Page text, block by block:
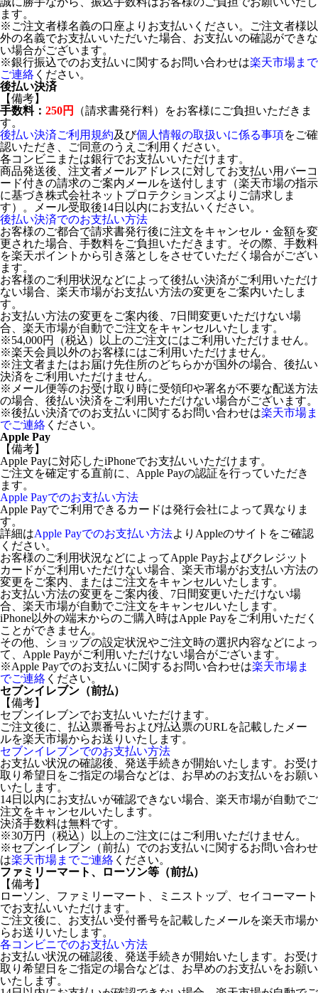
ます。
※ご注文者様名義の口座よりお支払いください。ご注文者様以
外の名義でお支払いいただいた場合、お支払いの確認ができな
い場合がございます。
※銀行振込でのお支払いに関するお問い合わせは楽天市場まで
ご連絡 ください。
後払い決済
【備考】
手数料： 250円
（請求書発行料）をお客様にご負担いただきま
す。
後払い決済ご利用規約及び個人情報の取扱いに係る事項をご確
認いただき、ご同意のうえご利用ください。
各コンビニまたは銀行でお支払いいただけます。
商品発送後、注文者メールアドレスに対してお支払い用バーコ
ード付きの請求のご案内メールを送付します（楽天市場の指示
に基づき株式会社ネットプロテクションズよりご請求しま
す）。メール受取後14日以内にお支払いください。
後払い決済でのお支払い方法
お客様のご都合で請求書発行後に注文をキャンセル・金額を変
更された場合、手数料をご負担いただきます。その際、手数料
を楽天ポイントから引き落としをさせていただく場合がござい
ます。
お客様のご利用状況などによって後払い決済がご利用いただけ
ない場合、楽天市場がお支払い方法の変更をご案内いたしま
す。
お支払い方法の変更をご案内後、7日間変更いただけない場
合、楽天市場が自動でご注文をキャンセルいたします。
※54,000円（税込）以上のご注文にはご利用いただけません。
※楽天会員以外のお客様にはご利用いただけません。
※注文者またはお届け先住所のどちらかが国外の場合、後払い
決済をご利用いただけません。
※メール便等のお受け取り時に受領印や署名が不要な配送方法
の場合、後払い決済をご利用いただけない場合がございます。
※後払い決済でのお支払いに関するお問い合わせは楽天市場ま
でご連絡 ください。
Apple Pay
【備考】
Apple Payに対応したiPhoneでお支払いいただけます。
ご注文を確定する直前に、Apple Payの認証を行っていただき
ます。
Apple Payでのお支払い方法
Apple Payでご利用できるカードは発行会社によって異なりま
す。
詳細はApple Payでのお支払い方法よりAppleのサイトをご確認
ください。
お客様のご利用状況などによってApple Payおよびクレジット
カードがご利用いただけない場合、楽天市場がお支払い方法の
変更をご案内、またはご注文をキャンセルいたします。
お支払い方法の変更をご案内後、7日間変更いただけない場
合、楽天市場が自動でご注文をキャンセルいたします。
iPhone以外の端末からのご購入時はApple Payをご利用いただく
ことができません。
その他、ショップの設定状況やご注文時の選択内容などによっ
て、Apple Payがご利用いただけない場合がございます。
※Apple Payでのお支払いに関するお問い合わせは楽天市場ま
でご連絡 ください。
セブンイレブン（前払）
【備考】
セブンイレブンでお支払いいただけます。
ご注文後に、払込票番号および払込票のURLを記載したメー
ルを楽天市場からお送りいたします。
セブンイレブンでのお支払い方法
お支払い状況の確認後、発送手続きが開始いたします。お受け
取り希望日をご指定の場合などは、お早めのお支払いをお願い
いたします。
14日以内にお支払いが確認できない場合、楽天市場が自動でご
注文をキャンセルいたします。
決済手数料は無料です。
※30万円（税込）以上のご注文にはご利用いただけません。
※セブンイレブン（前払）でのお支払いに関するお問い合わせ
は楽天市場までご連絡 ください。
ファミリーマート、ローソン等（前払）
【備考】
ローソン、ファミリーマート、ミニストップ、セイコーマート
でお支払いいただけます。
ご注文後に、お支払い受付番号を記載したメールを楽天市場か
らお送りいたします。
各コンビニでのお支払い方法
お支払い状況の確認後、発送手続きが開始いたします。お受け
取り希望日をご指定の場合などは、お早めのお支払いをお願い
いたします。